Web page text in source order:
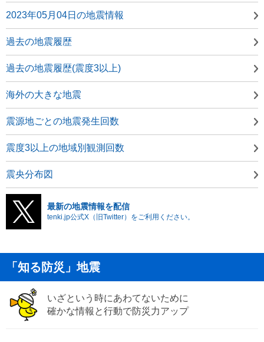
2023年05月04日の地震情報
過去の地震履歴
過去の地震履歴(震度3以上)
海外の大きな地震
震源地ごとの地震発生回数
震度3以上の地域別観測回数
震央分布図
最新の地震情報を配信
tenki.jp公式X（旧Twitter）をご利用ください。
「知る防災」地震
いざという時にあわてないために
確かな情報と行動で防災力アップ